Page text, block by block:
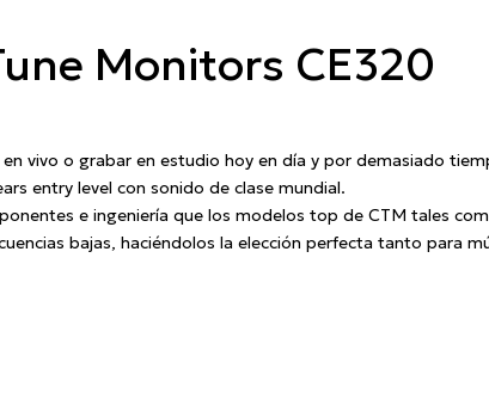
Monitors CE320
vivo o grabar en estudio hoy en día y por demasiado
entry level con sonido de clase mundial.
e ingeniería que los modelos top de CTM tales
bajas, haciéndolos la elección perfecta tanto para